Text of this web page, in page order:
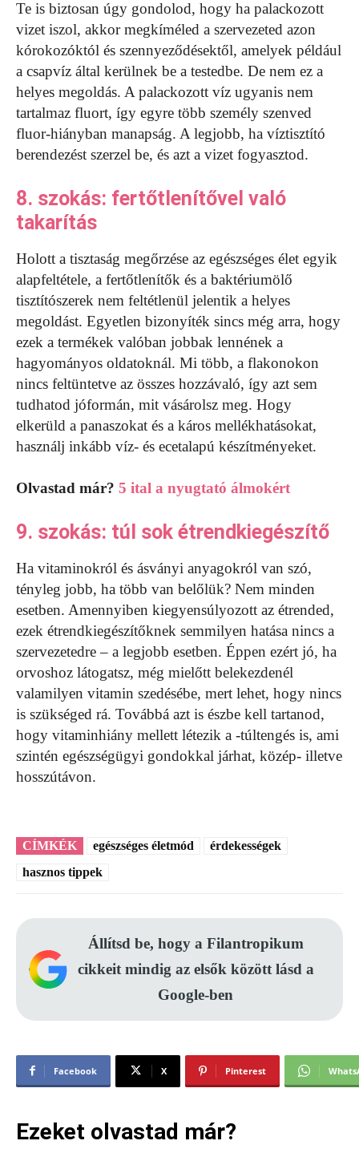
Te is biztosan úgy gondolod, hogy ha palackozott
vizet iszol, akkor megkíméled a szervezeted azon
kórokozóktól és szennyeződésektől, amelyek például
a csapvíz által kerülnek be a testedbe. De nem ez a
helyes megoldás. A palackozott víz ugyanis nem
tartalmaz fluort, így egyre több személy szenved
fluor-hiányban manapság. A legjobb, ha víztisztító
berendezést szerzel be, és azt a vizet fogyasztod.
8. szokás: fertőtlenítővel való
takarítás
Holott a tisztaság megőrzése az egészséges élet egyik
alapfeltétele, a fertőtlenítők és a baktériumölő
tisztítószerek nem feltétlenül jelentik a helyes
megoldást. Egyetlen bizonyíték sincs még arra, hogy
ezek a termékek valóban jobbak lennének a
hagyományos oldatoknál. Mi több, a flakonokon
nincs feltüntetve az összes hozzávaló, így azt sem
tudhatod jóformán, mit vásárolsz meg. Hogy
elkerüld a panaszokat és a káros mellékhatásokat,
használj inkább víz- és ecetalapú készítményeket.
Olvastad már? 5 ital a nyugtató álmokért
9. szokás: túl sok étrendkiegészítő
Ha vitaminokról és ásványi anyagokról van szó,
tényleg jobb, ha több van belőlük? Nem minden
esetben. Amennyiben kiegyensúlyozott az étrended,
ezek étrendkiegészítőknek semmilyen hatása nincs a
szervezetedre – a legjobb esetben. Éppen ezért jó, ha
orvoshoz látogatsz, még mielőtt belekezdenél
valamilyen vitamin szedésébe, mert lehet, hogy nincs
is szükséged rá. Továbbá azt is észbe kell tartanod,
hogy vitaminhiány mellett létezik a -túltengés is, ami
szintén egészségügyi gondokkal járhat, közép- illetve
hosszútávon.
CÍMKÉK egészséges életmód
érdekességek
hasznos tippek
Állítsd be, hogy a Filantropikum
cikkeit mindig az elsők között lásd a
Google-ben
Facebook X Pinterest
Ezeket olvastad már?